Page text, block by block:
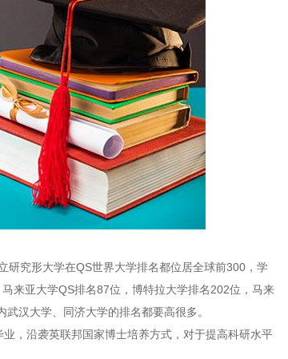
究形大学在QS世界大学排名都位居全球前300，学
来亚大学QS排名87位，博特拉大学排名202位，马来
汉大学、同济大学的排名都要高很多。
沿袭英联邦国家博士培养方式，对于提高科研水平